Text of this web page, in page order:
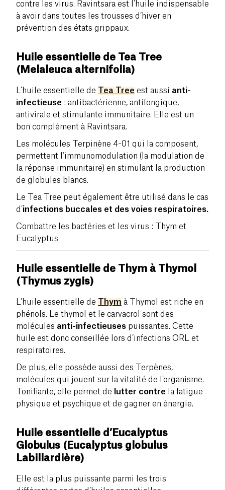
contre les virus. Ravintsara est l’huile indispensable
à avoir dans toutes les trousses d’hiver en
prévention des états grippaux.
Huile essentielle de Tea Tree
( Melaleuca alternifolia)
L’huile essentielle de Tea Tree est aussi anti-
infectieuse : antibactérienne, antifongique,
antivirale et stimulante immunitaire. Elle est un
bon complément à Ravintsara.
Les molécules Terpinène 4-01 qui la composent,
permettent l’immunomodulation (la modulation de
la réponse immunitaire) en stimulant la production
de globules blancs.
Le Tea Tree peut également être utilisé dans le cas
d’infections buccales et des voies respiratoires.
Combattre les bactéries et les virus : Thym et
Eucalyptus
Huile essentielle de Thym à Thymol
(Thymus zygis)
L’huile essentielle de Thym à Thymol est riche en
phénols. Le thymol et le carvacrol sont des
molécules anti-infectieuses puissantes. Cette
huile est donc conseillée lors d’infections ORL et
respiratoires.
De plus, elle possède aussi des Terpènes,
molécules qui jouent sur la vitalité de l’organisme.
Tonifiante, elle permet de
lutter contre la fatigue
physique et psychique et de gagner en énergie.
Huile essentielle d’Eucalyptus
Globulus (Eucalyptus globulus
Labillardière)
Elle est la plus puissante parmi les trois